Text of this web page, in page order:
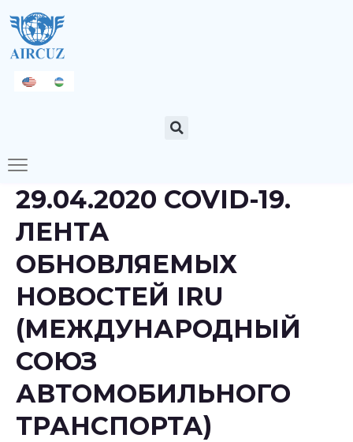
29.04.2020 COVID-19.
ЛЕНТА
ОБНОВЛЯЕМЫХ
НОВОСТЕЙ IRU
(МЕЖДУНАРОДНЫЙ
СОЮЗ
АВТОМОБИЛЬНОГО
ТРАНСПОРТА)